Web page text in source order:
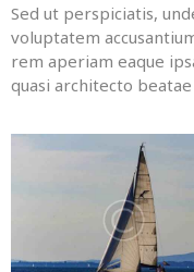
Sed ut perspiciatis,
voluptatem
rem aperiam eaque
quasi architecto